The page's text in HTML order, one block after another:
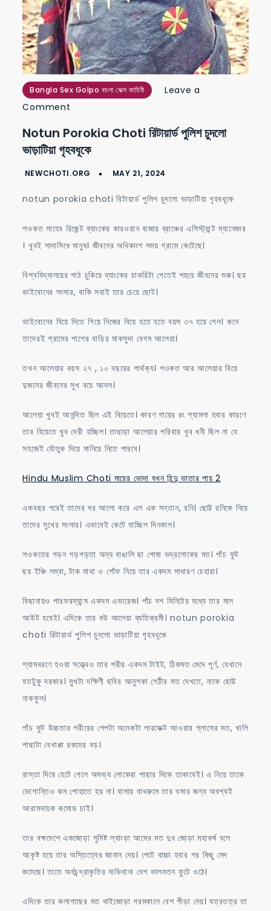
Bangla Sex Golpo বাংলা সেক্স কাহিনী
Leave a
Comment
porokia
choti
রিটায়ার্ড
ভাড়াটিয়া
গৃহবধূকে
Notun Porokia Choti রিটায়ার্ড পুলিশ চুদলো
ভাড়াটিয়া গৃহবধূকে
notun porokia choti রিটায়ার্ড পুলিশ চুদলো ভাড়াটিয়া গৃহবধূকে
শওকত সাহেব রিজেন্ট ব্যাংকের কারওয়ান বাজার ব্রাঞ্চের এসিস্ট্যান্ট ম্যানেজার
। খুবই সাদাসিধে মানুষ। জীবনের অধিকাংশ সময় গ্রামে কেটেছে।
বিশ্ববিদ্যালয়ের পাঠ চুকিয়ে ব্যাংকের চাকরিটা পেতেই শহুরে জীবনের শুরু। ছয়
ভাইবোনের সংসার, বাকি সবাই তার চেয়ে ছোট।
ভাইবোনের বিয়ে দিতে গিয়ে নিজের বিয়ে হতে হতে বয়স ৩৭ হয়ে গেল। কনে
তাদেরই গ্রামের পাশের বাড়ির মাকসুদা বেগম আলেয়া।
তখন আলেয়ার বয়স ২৭ , ১০ বছরের পার্থক্য। শওকত আর আলেয়ার বিয়ে
দুজনের জীবনের সুখ বয়ে আনল।
আলেয়া খুবই আনন্দিত ছিল এই বিয়েতে। কারণ গায়ের রং শ্যামলা হবার কারণে
তার বিয়েতে খুব দেরী হচ্ছিল। তাছাড়া আলেয়ার পরিবার খুব ধনী ছিল না যে
সহজেই যৌতুক দিয়ে মানিয়ে নিতে পারবে।
Hindu Muslim Choti মায়ের ভোদা যখন হিন্দু ভাতার পায় 2
একবছর পরেই তাদের ঘর আলো করে এল এক সন্তান, রনি। ছোট্ট রনিকে নিয়ে
তাদের সুখের সংসার। এভাবেই কেটে যাচ্ছিল দিনকাল।
শওকতের গড়ন গড়পড়তা অন্য বাঙালি ছা পোষা ভদ্রলোকের মত। পাঁচ ফুট
ছয় ইঞ্চি লম্বা, টাক মাথা ও গোঁফ নিয়ে তার একদম সাধারণ চেহারা।
বিছানায়ও পারফরম্যান্স একদম এভারেজ। পাঁচ দশ মিনিটের মধ্যে তার মাল
আউট হবেই। এদিকে তার বউ আলেয়া ব্যতিক্রমী। notun porokia
choti রিটায়ার্ড পুলিশ চুদলো ভাড়াটিয়া গৃহবধূকে
শ্যামবরণে হওয়া সত্ত্বেও তার শরীর একদম টাইট, ঠিকমত মেদে পূর্ণ, যেখানে
যতটুকু দরকার। মুখটা দক্ষিণী ছবির আনুশকা শেঠীর মত দেখতে, নাকে ছোট্ট
নাকফুল।
পাঁচ ফুট উচ্চতার শরীরের শেপটা অনেকটা পারফেক্ট আওয়ার গ্লাসের মত, খালি
পাছাটা বেখাপ্পা রকমের বড়।
রাস্তা দিয়ে হেটে গেলে অসভ্য লোকেরা পাছার দিকে তাকাবেই। এ নিয়ে তাকে
ভোগান্তিও কম পোহাতে হয় না। বাসায় বাথরুমে তার বসার জন্য অবশ্যই
আরামদায়ক কমোড চাই।
তার বক্ষদেশে একজোড়া সুমিষ্ট ল্যাংড়া আমের মত দুধ জোড়া মহাকর্ষ বলে
আকৃষ্ট হয়ে তার অস্তিত্বের জানান দেয়। পেটে বাচ্চা হবার পর কিছু মেদ
জমেছে। তাতে অর্ধচন্দ্রাকৃতির নাভিখানা বেশ ভালমতন ফুটে ওঠে।
এদিকে তার কলাগাছের মত থাইজোড়া গরমকালে বেশ পীড়া দেয়। যত্রতত্র তা